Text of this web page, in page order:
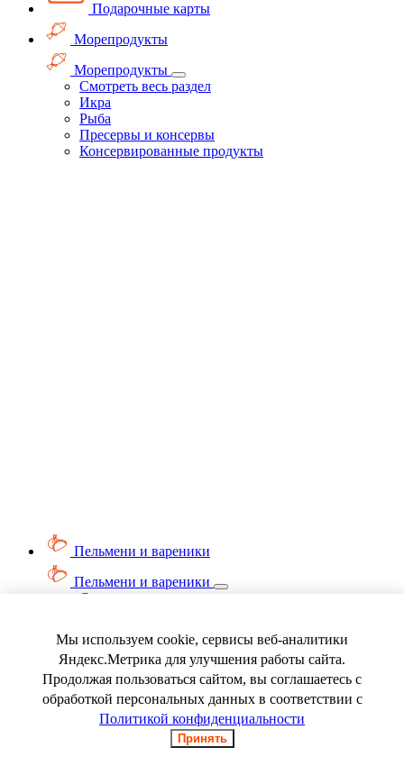
Подарочные карты
Морепродукты
Морепродукты
Смотреть весь раздел
Икра
Рыба
Пресервы и консервы
Консервированные продукты
Пельмени и вареники
Пельмени и вареники
Смотреть весь раздел
Ягода замороженная
Мы используем cookie, сервисы веб-аналитики
Яндекс.Метрика для улучшения работы сайта.
Продолжая пользоваться сайтом, вы соглашаетесь с
обработкой персональных данных в соответствии с
Политикой конфиденциальности
Принять